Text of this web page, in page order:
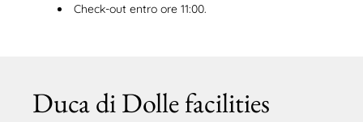
Check-out entro ore 11:00.
Duca di Dolle facilities